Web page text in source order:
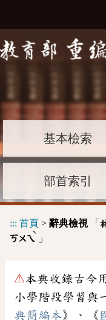
基本檢索
部首索引
::: 首頁 > 辭典檢視「
ㄎㄨㄟ
ˋ
」
⚠本典收錄古今
小學階段學習與
典簡編本》、《